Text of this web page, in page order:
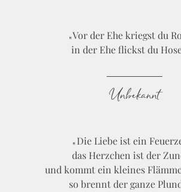
Vor der Ehe kriegst du
in der Ehe flickst du
Unbekannt
Die Liebe ist ein
das Herzchen ist der
und kommt ein kleines
so brennt der ganze